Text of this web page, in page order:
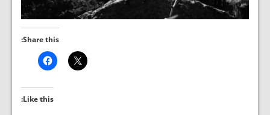
Share this:
Like this: